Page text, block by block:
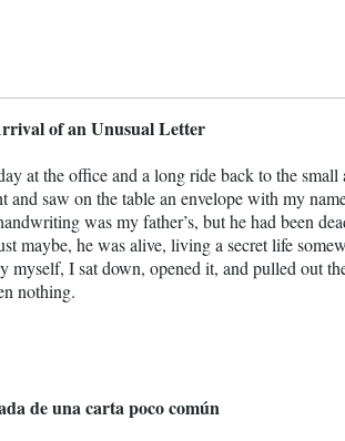
of an Unusual Letter
at the office and a long ride back to the
and saw on the table an envelope with my
was my father’s, but he had been
maybe, he was alive, living a secret life
myself, I sat down, opened it, and pulled out
nothing.
de una carta poco común